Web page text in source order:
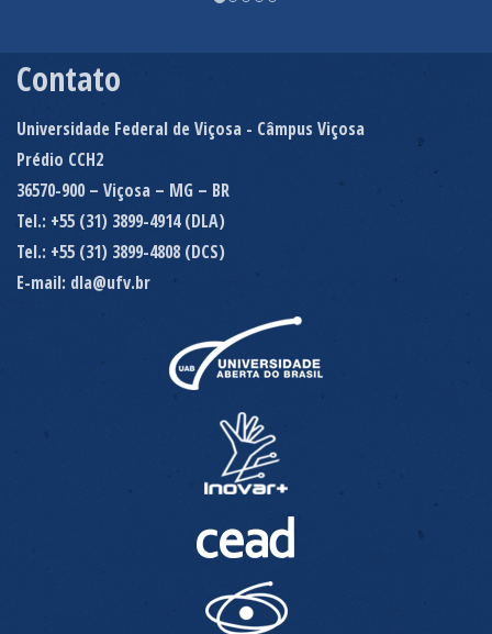
Contato
Universidade Federal de Viçosa - Câmpus Viçosa
Prédio CCH2
36570-900 – Viçosa – MG – BR
Tel.: +55 (31) 3899-4914 (DLA)
Tel.: +55 (31) 3899-4808 (DCS)
E-mail: dla@ufv.br